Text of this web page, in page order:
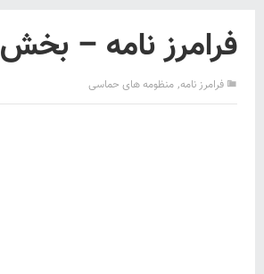
فرامرز نامه – بخش ۱۳۶ – رفتن فرامرز به قیروان و پذیره شدن شاه قیروان
فرامرز نامه, منظومه های حماسی